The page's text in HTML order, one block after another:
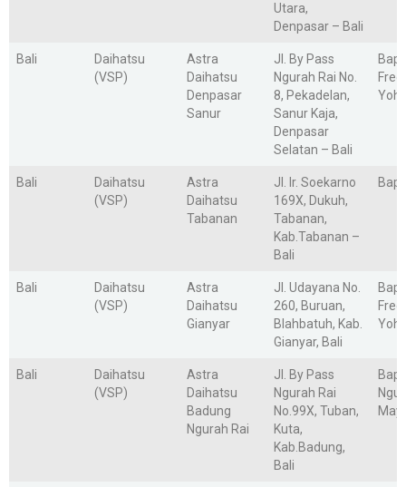
Utara,
Denpasar – Bali
Bali
Daihatsu
(VSP)
Astra
Daihatsu
Denpasar
Sanur
Jl. By Pass
Ngurah Rai No.
8, Pekadelan,
Sanur Kaja,
Denpasar
Selatan – Bali
Bali
Daihatsu
(VSP)
Astra
Daihatsu
Tabanan
Jl. Ir. Soekarno
169X, Dukuh,
Tabanan,
Kab.Tabanan –
Bali
Bali
Daihatsu
(VSP)
Astra
Daihatsu
Gianyar
Jl. Udayana No.
260, Buruan,
Blahbatuh, Kab.
Gianyar, Bali
Bali
Daihatsu
(VSP)
Astra
Daihatsu
Badung
Ngurah Rai
Jl. By Pass
Ngurah Rai
No.99X, Tuban,
Kuta,
Kab.Badung,
Bali